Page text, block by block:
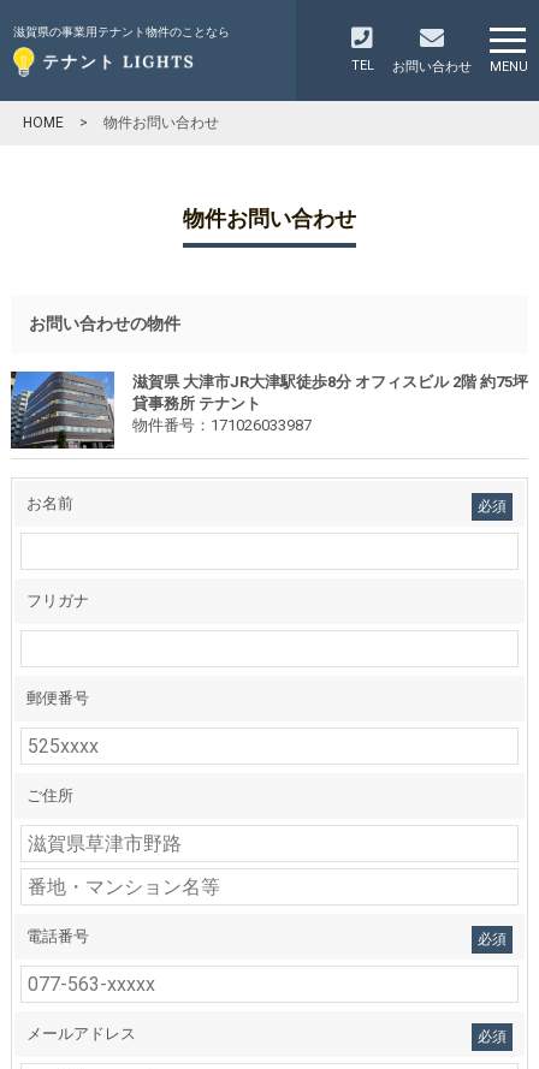
滋賀県の事業用テナント物件のことなら
TEL お問い合わせ MENU
HOME > 物件お問い合わせ
物件お問い合わせ
お問い合わせの物件
滋賀県 大津市JR大津駅徒歩8分 オフィスビル 2階 約75坪
貸事務所 テナント
物件番号：171026033987
お名前 必須
フリガナ
郵便番号
ご住所
電話番号 必須
メールアドレス 必須